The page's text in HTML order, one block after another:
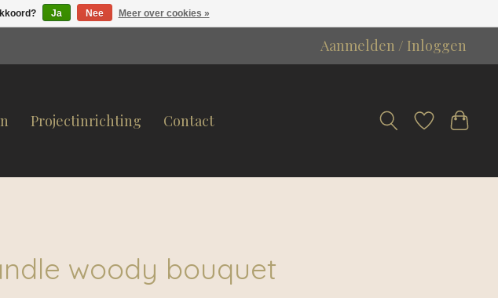
Aanmelden / Inloggen
Projectinrichting Contact
woody bouquet
Ja Nee Meer over cookies »